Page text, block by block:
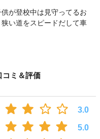
が登校中は見守ってるお
い道をスピードだして車
コミ＆評価
3.0
5.0